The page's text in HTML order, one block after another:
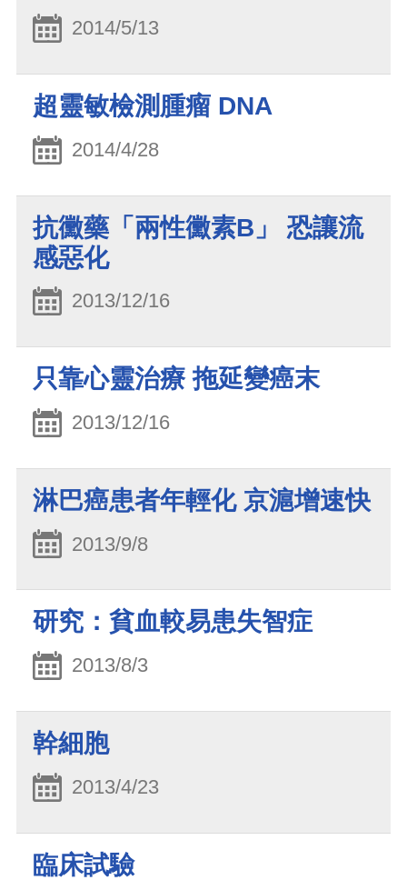
2014/5/13
超靈敏檢測腫瘤 DNA
2014/4/28
抗黴藥「兩性黴素B」 恐讓流
感惡化
2013/12/16
只靠心靈治療 拖延變癌末
2013/12/16
淋巴癌患者年輕化 京滬增速快
2013/9/8
研究：貧血較易患失智症
2013/8/3
幹細胞
2013/4/23
臨床試驗